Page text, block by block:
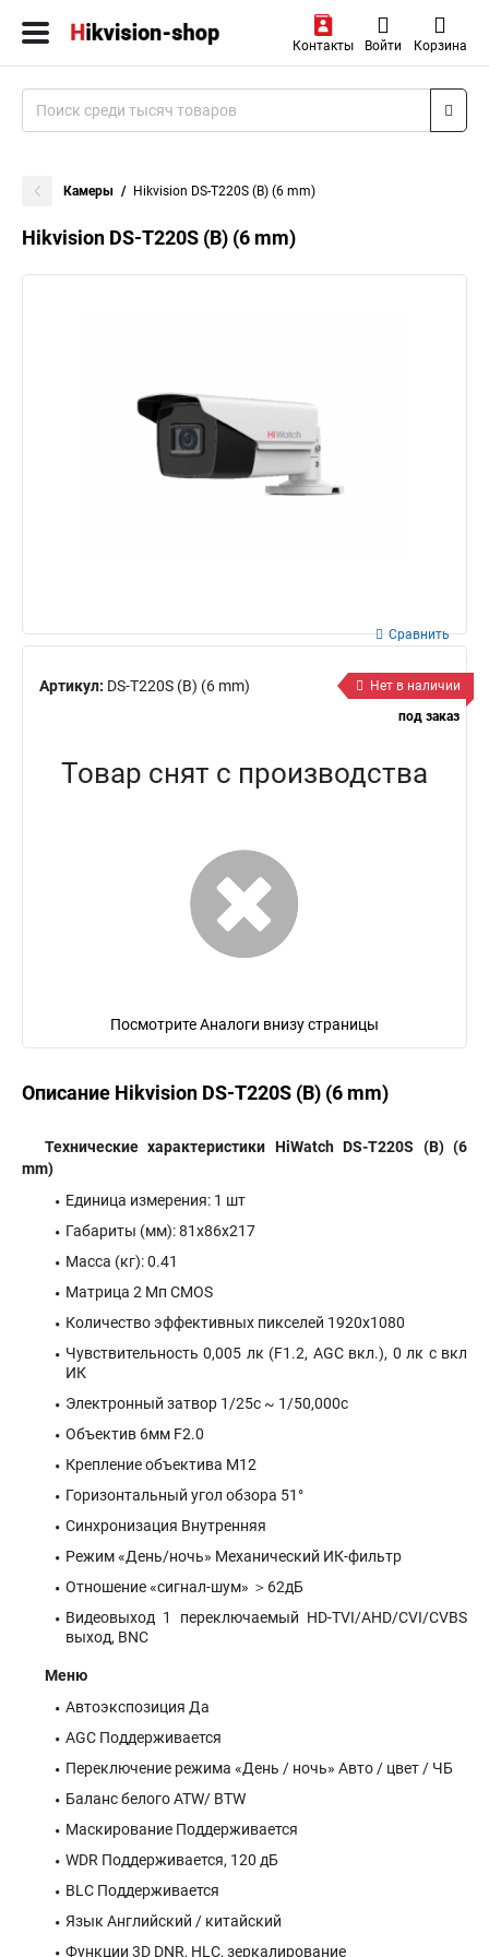
Контакты Войти Корзина
Камеры Hikvision DS-T220S (B) (6 mm)
Hikvision DS-T220S (B) (6 mm)
Артикул: DS-T220S (B) (6 mm)
Сравнить
Нет в наличии
под заказ
Товар снят с производства
Посмотрите Аналоги внизу страницы
Описание Hikvision DS-T220S (B) (6 mm)
Технические характеристики HiWatch DS-T220S (B) (6
mm)
Единица измерения: 1 шт
Габариты (мм): 81x86x217
Масса (кг): 0.41
Матрица 2 Мп CMOS
Количество эффективных пикселей 1920х1080
Чувствительность 0,005 лк (F1.2, AGC вкл.), 0 лк с вкл
ИК
Электронный затвор 1/25с ~ 1/50,000с
Объектив 6мм F2.0
Крепление объектива М12
Горизонтальный угол обзора 51°
Синхронизация Внутренняя
Режим «День/ночь» Механический ИК-фильтр
Отношение «сигнал-шум» ＞62дБ
Видеовыход 1 переключаемый HD-TVI/AHD/CVI/CVBS
выход, BNC
Меню
Автоэкспозиция Да
AGC Поддерживается
Переключение режима «День / ночь» Авто / цвет / ЧБ
Баланс белого ATW/ BTW
Маскирование Поддерживается
WDR Поддерживается, 120 дБ
BLC Поддерживается
Язык Английский / китайский
Функции 3D DNR, HLC, зеркалирование